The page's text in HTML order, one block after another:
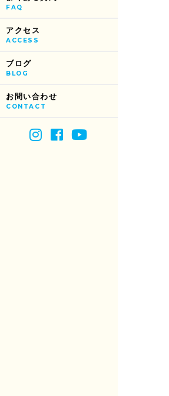
FAQ
アクセス
ACCESS
ブログ
BLOG
お問い合わせ
CONTACT